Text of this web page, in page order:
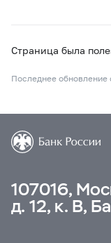
Страница была
Последнее обновление
107016,
д. 12, к. В,